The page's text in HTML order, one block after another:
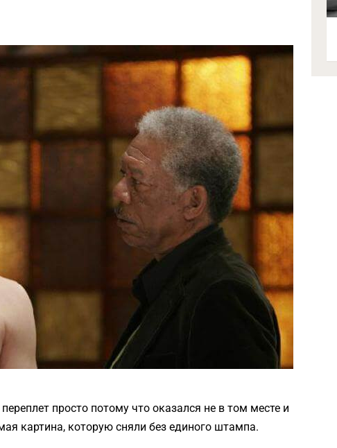
просто потому что оказался не в том месте и
картина, которую сняли без единого штампа.